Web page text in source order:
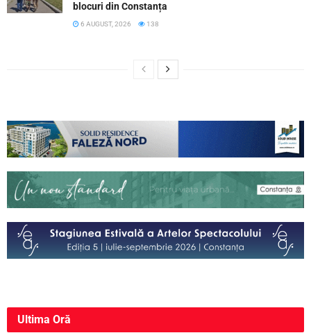
blocuri din Constanța
6 AUGUST, 2026 138
Ultima Oră